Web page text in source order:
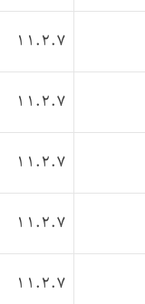
11.2.7
11.2.7
11.2.7
11.2.7
11.2.7